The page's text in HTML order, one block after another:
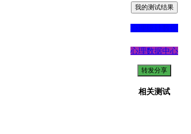
心理数据中心
相关测试